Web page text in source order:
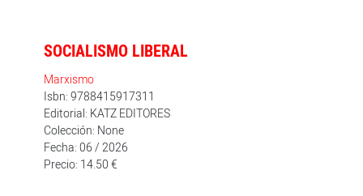
SOCIALISMO LIBERAL
Marxismo
Isbn: 9788415917311
Editorial: KATZ EDITORES
Colección: None
Fecha: 06 / 2026
Precio: 14.50 €